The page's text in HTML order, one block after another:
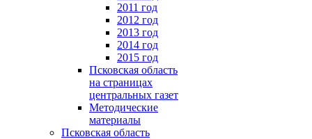
2011 год
2012 год
2013 год
2014 год
2015 год
Псковская область
на страницах
центральных газет
Методические
материалы
Псковская область